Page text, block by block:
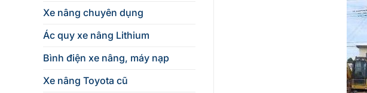
Xe nâng chuyên dụng
Ác quy xe nâng Lithium
Bình điện xe nâng, máy nạp
Xe nâng Toyota cũ